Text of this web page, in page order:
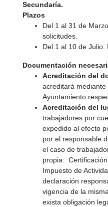
Secundaría.
Plazos
Del 1 al 31 de
solicitudes.
Del 1 al 10 de Julio:
Documentación
Acreditación del
acreditará
Ayuntamiento
Acreditación del
trabajadores por
expedido al efecto
por el responsable
el caso de
propia:
Impuesto de
declaración
vigencia de la
exista obligación